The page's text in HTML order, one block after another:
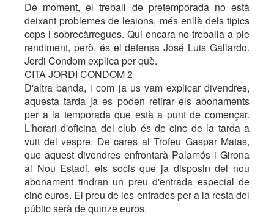
De moment, el treball de pretemporada no està
deixant problemes de lesions, més enllà dels tipics
cops i sobrecàrregues. Qui encara no treballa a ple
rendiment, però, és el defensa José Luis Gallardo.
Jordi Condom explica per què.
CITA JORDI CONDOM 2
D'altra banda, i com ja us vam explicar divendres,
aquesta tarda ja es poden retirar els abonaments
per a la temporada que està a punt de començar.
L'horari d'oficina del club és de cinc de la tarda a
vuit del vespre. De cares al Trofeu Gaspar Matas,
que aquest divendres enfrontarà Palamós i Girona
al Nou Estadi, els socis que ja disposin del nou
abonament tindran un preu d'entrada especial de
cinc euros. El preu de les entrades per a la resta del
públic serà de quinze euros.